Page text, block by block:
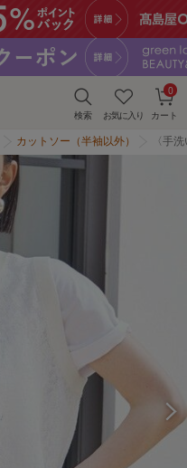
検索 お気に入り カート
0
カットソー（半袖以外） 〈手